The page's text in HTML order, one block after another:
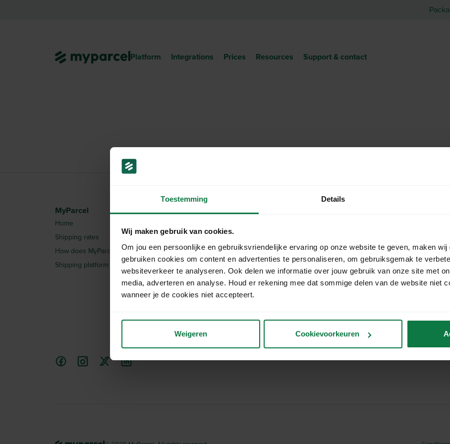
Toestemming Details
Wij maken gebruik van cookies.
Om jou een persoonlijke en gebruiksvriendelijke ervaring op onze website te geven, maken
gebruiken cookies om content en advertenties te personaliseren, om gebruiksgemak te
websiteverkeer te analyseren. Ook delen we informatie over jouw gebruik van onze site met
media, adverteren en analyse. Houd er rekening mee dat sommige delen van de website niet
wanneer je de cookies niet accepteert.
Weigeren Cookievoorkeuren
Platform Integrations Prices Resources Support & contact
MyParcel
Home
Shipping rates
How does MyParcel work?
Shipping platform
Information
Articles
Request quotation
More
Our team